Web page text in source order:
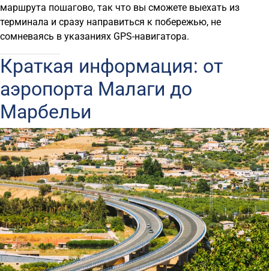
маршрута пошагово, так что вы сможете выехать из
терминала и сразу направиться к побережью, не
сомневаясь в указаниях GPS-навигатора.
Краткая информация: от
аэропорта Малаги до
Марбельи